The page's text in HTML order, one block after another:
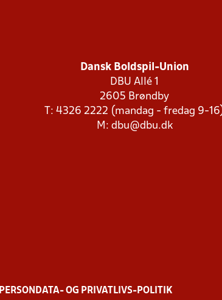
Dansk Boldspil-Union
DBU Allé 1
2605 Brøndby
T: 4326 2222 (mandag - fredag 9-
M: dbu@dbu.dk
PERSONDATA- OG PRIVATLIVS-POLITIK